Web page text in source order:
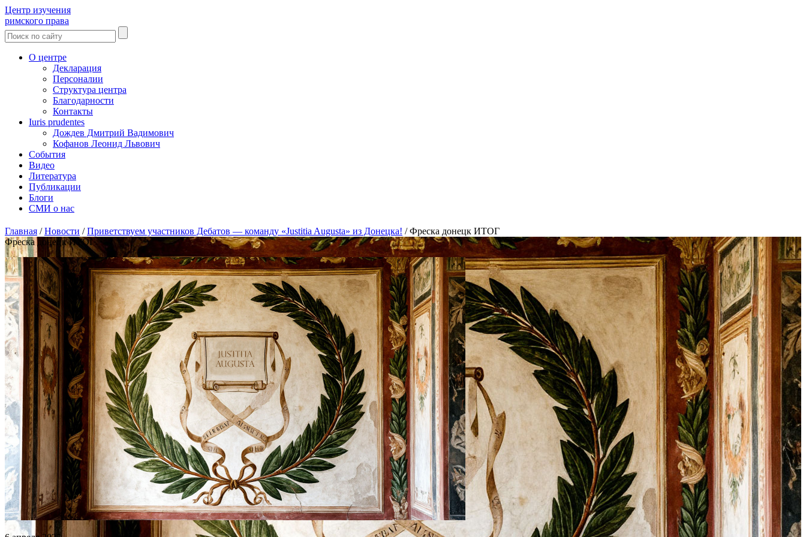
Центр изучения
римского права
О центре
Декларация
Персоналии
Структура центра
Благодарности
Контакты
Iuris prudentes
Дождев Дмитрий Вадимович
Кофанов Леонид Львович
События
Видео
Литература
Публикации
Блоги
СМИ о нас
Главная /Новости /Приветствуем участников Дебатов — команду «Justitia Augusta» из Донецка! /Фреска донецк ИТОГ
Фреска донецк ИТОГ